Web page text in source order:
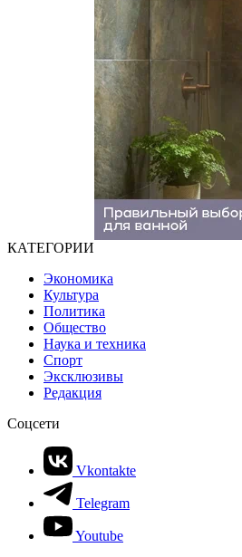
КАТЕГОРИИ
Экономика
Культура
Политика
Общество
Наука и техника
Спорт
Эксклюзивы
Редакция
Соцсети
Vkontakte
Telegram
Youtube